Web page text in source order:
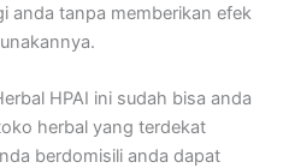
anda tanpa memberikan efek
HPAI ini sudah bisa anda
herbal yang terdekat
berdomisili anda dapat